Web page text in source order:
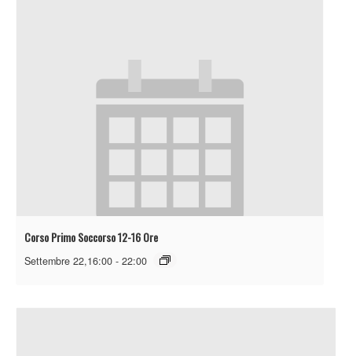
Corso Primo Soccorso 12-16 Ore
Settembre 22,16:00 - 22:00